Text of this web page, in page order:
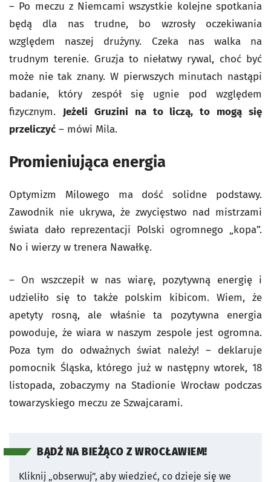
– Po meczu z Niemcami wszystkie kolejne spotkania
będą dla nas trudne, bo wzrosły oczekiwania
względem naszej drużyny. Czeka nas walka na
trudnym terenie. Gruzja to niełatwy rywal, choć być
może nie tak znany. W pierwszych minutach nastąpi
badanie, który zespół się ugnie pod względem
fizycznym. Jeżeli Gruzini na to liczą, to mogą się
przeliczyć – mówi Mila.
Promieniująca energia
Optymizm Milowego ma dość solidne podstawy.
Zawodnik nie ukrywa, że zwycięstwo nad mistrzami
świata dało reprezentacji Polski ogromnego „kopa”.
No i wierzy w trenera Nawałkę.
– On wszczepił w nas wiarę, pozytywną energię i
udzieliło się to także polskim kibicom. Wiem, że
apetyty rosną, ale właśnie ta pozytywna energia
powoduje, że wiara w naszym zespole jest ogromna.
Poza tym do odważnych świat należy! – deklaruje
pomocnik Śląska, którego już w następny wtorek, 18
listopada, zobaczymy na Stadionie Wrocław podczas
towarzyskiego meczu ze Szwajcarami.
BĄDŹ NA BIEŻĄCO Z WROCŁAWIEM!
Kliknij „obserwuj”, aby wiedzieć, co dzieje się we